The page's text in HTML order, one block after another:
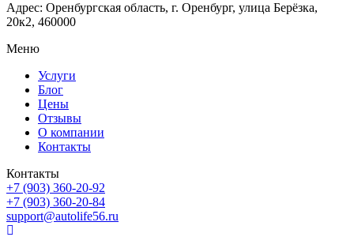
Адрес: Оренбургская область, г. Оренбург, улица Берёзка,
20к2, 460000
Меню
Услуги
Блог
Цены
Отзывы
О компании
Контакты
Контакты
+7 (903) 360-20-92
+7 (903) 360-20-84
support@autolife56.ru